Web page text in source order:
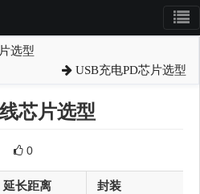
选型
USB充电PD芯片选型
芯片选型
0
延长距离 封装